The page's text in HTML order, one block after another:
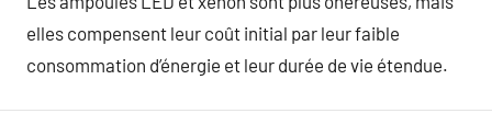
elles compensent leur coût initial par leur faible
consommation d’énergie et leur durée de vie étendue.